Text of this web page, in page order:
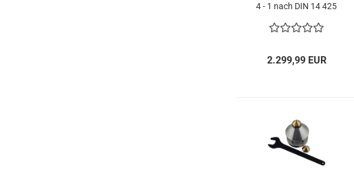
4 - 1 nach DIN 14 425
Hochwasser Storz B
2.299,99 EUR